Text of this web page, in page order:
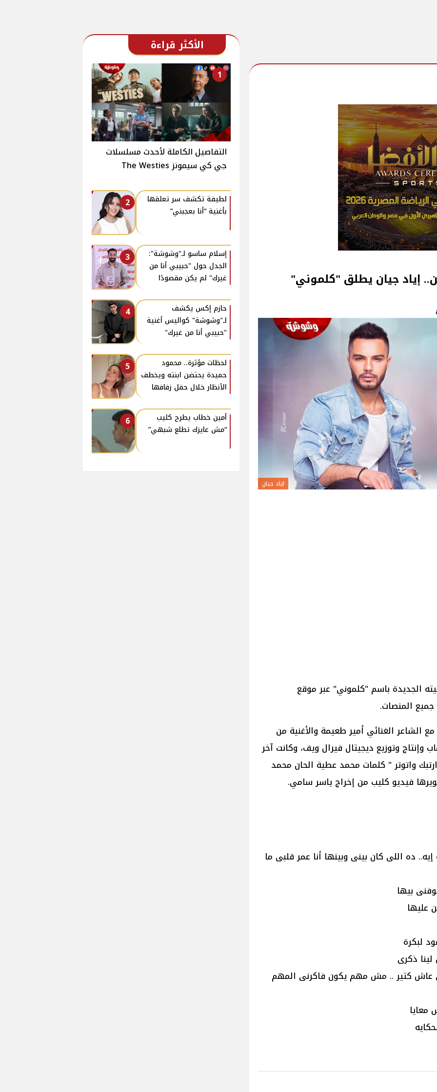
إياد جيان يطلق "كلموني"
اياد جيان
الجديدة باسم "كلموني" عبر موقع
المنصات.
الشاعر الغنائي أمير طعيمة والأغنية من
وإنتاج وتوزيع ديجيتال فيرال ويف، وكانت آخر
واتوتر " كلمات محمد عطية الحان محمد
فيديو كليب من إخراج ياسر سامي.
ده اللى كان بينى وبينها أنا عمر قلبى ما
بيها
لبكرة
لينا ذكرى
عاش كتير .. مش مهم يكون فاكرنى المهم
معايا
الأكثر قراءة
1
التفاصيل الكاملة لأحدث مسلسلات
جي كي سيمونز The Westies
2
لطيفة تكشف سر تعلقها
بأغنية “أنا بعجبني”
3
إسلام ساسو لـ"وشوشة":
الجدل حول "حبيبي أنا من
غيرك" لم يكن مقصودًا
4
حازم إكس يكشف
لـ"وشوشة" كواليس أغنية
"حبيبي أنا من غيرك"
5
لحظات مؤثرة.. محمود
حميدة يحتضن ابنته ويخطف
الأنظار خلال حفل زفافها
6
أمين خطاب يطرح كليب
“مش عايزك تطلع شبهي”